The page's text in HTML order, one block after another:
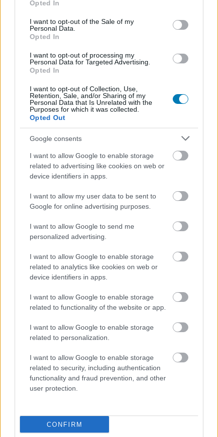
use your data for below specified purposes in below Google
consent section.
Opted In
I want to opt-out of the Sale of my
Personal Data.
Opted In
I want to opt-out of processing my
Personal Data for Targeted Advertising.
Opted In
I want to opt-out of Collection, Use,
Retention, Sale, and/or Sharing of my
Personal Data that Is Unrelated with the
Purposes for which it was collected.
Opted Out
Google consents
I want to allow Google to enable storage
related to advertising like cookies on web or
device identifiers in apps.
I want to allow my user data to be sent to
Google for online advertising purposes.
I want to allow Google to send me
personalized advertising.
I want to allow Google to enable storage
related to analytics like cookies on web or
device identifiers in apps.
I want to allow Google to enable storage
related to functionality of the website or app.
I want to allow Google to enable storage
related to personalization.
I want to allow Google to enable storage
related to security, including authentication
functionality and fraud prevention, and other
user protection.
CONFIRM
Nagyszabású finálé: A Smash by Meló-Diák
strandröplabda sorozat utolsó fordulója
Balatonalmádiban zárul a Smash by Meló-Diák nyári
#state of play
Platformok: PlayStation 5